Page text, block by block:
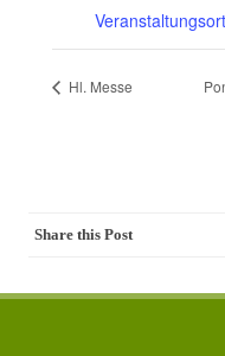
Hl. Messe
Share this Post